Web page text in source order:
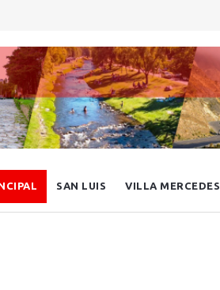
SAN LUIS VILLA MERCEDES